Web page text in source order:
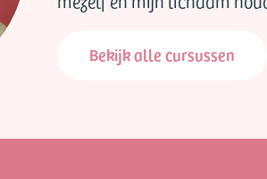
Bekijk alle cursussen